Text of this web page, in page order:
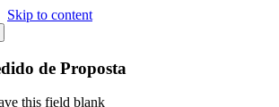
Skip to content
de Proposta
this field blank